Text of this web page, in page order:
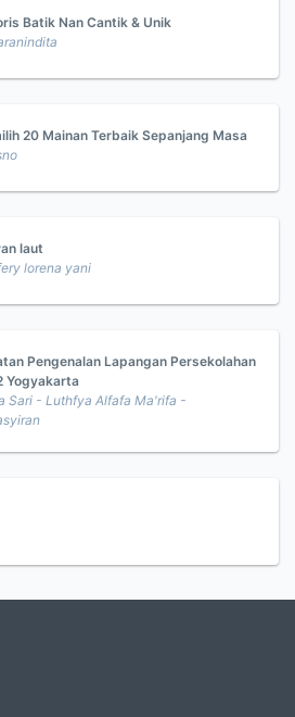
Batik Nan Cantik & Unik
20 Mainan Terbaik Sepanjang Masa
laut
lorena yani
Pengenalan Lapangan Persekolahan
Yogyakarta
Sari - Luthfya Alfafa Ma'rifa -